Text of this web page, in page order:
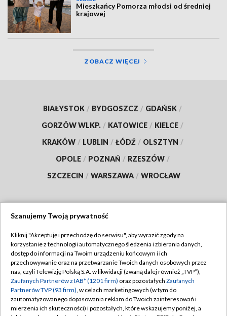
Mieszkańcy Pomorza młodsi od średniej
krajowej
ZOBACZ WIĘCEJ
BIAŁYSTOK / BYDGOSZCZ / GDAŃSK /
GORZÓW WLKP. / KATOWICE / KIELCE /
KRAKÓW / LUBLIN / ŁÓDŹ / OLSZTYN /
OPOLE / POZNAŃ / RZESZÓW /
SZCZECIN / WARSZAWA / WROCŁAW
TVP
Abonament TVP
Emisja w TVP
Centrum informacji TVP
Naziemna Telewizja Cyfrowa
Regulamin TVP
Polityka prywatności
Moje zgody
Szanujemy Twoją prywatność
Kliknij "Akceptuję i przechodzę do serwisu", aby wyrazić zgody na
korzystanie z technologii automatycznego śledzenia i zbierania danych,
dostęp do informacji na Twoim urządzeniu końcowym i ich
przechowywanie oraz na przetwarzanie Twoich danych osobowych przez
nas, czyli Telewizję Polską S.A. w likwidacji (zwaną dalej również „TVP”),
Zaufanych Partnerów z IAB* (1201 firm) oraz pozostałych Zaufanych
Partnerów TVP (93 firm), w celach marketingowych (w tym do
zautomatyzowanego dopasowania reklam do Twoich zainteresowań i
mierzenia ich skuteczności) i pozostałych, które wskazujemy poniżej, a